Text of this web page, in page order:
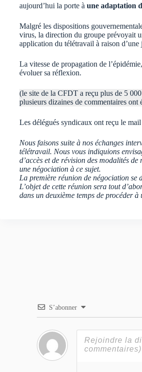
aujourd’hui la porte à une adaptation
Malgré les dispositions
virus, la direction du groupe prévoyait
application du télétravail à raison
La vitesse de propagation de
évoluer sa réflexion.
(le site de la CFDT a reçu plus de 5
plusieurs dizaines de commentaires
Les délégués syndicaux ont reçu le
Nous faisons suite à nos échanges
télétravail. Nous vous indiquions
d’accès et de révision des modalités
une négociation à ce sujet.
La première réunion de négociation se
L’objet de cette réunion sera tout
dans un deuxième temps de procéder
S’abonner